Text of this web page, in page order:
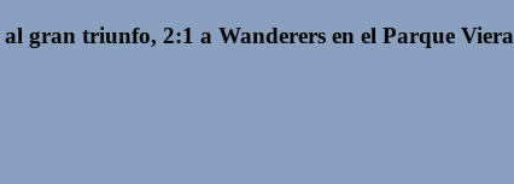
gran triunfo, 2:1 a Wanderers en el Parque Viera